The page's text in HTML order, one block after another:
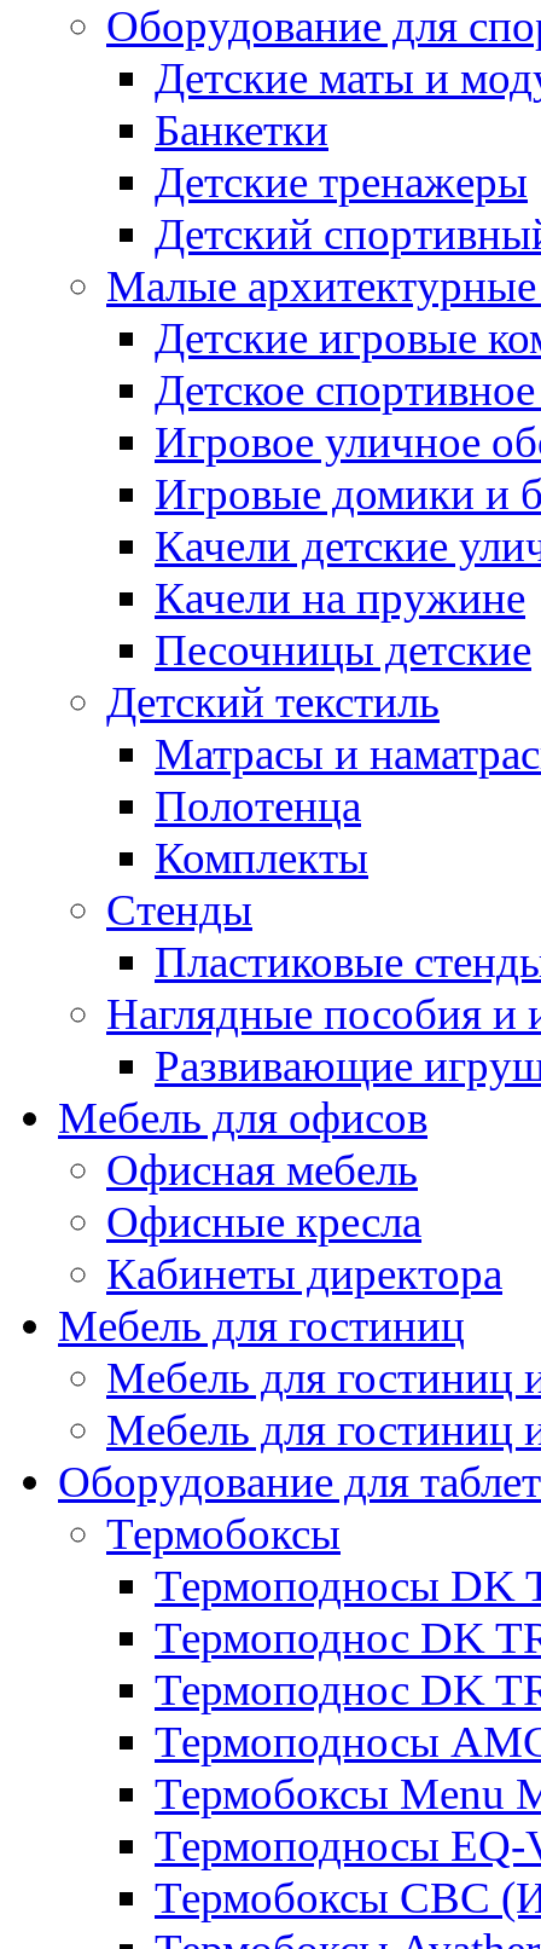
Оборудование для
Детские маты и
Банкетки
Детские тренажеры
Детский
Малые
Детские игровые
Детское
Игровое уличное
Игровые домики и
Качели детские
Качели на пружине
Песочницы детские
Детский текстиль
Матрасы и
Полотенца
Комплекты
Стенды
Пластиковые
Наглядные пособия и
Развивающие
Мебель для офисов
Офисная мебель
Офисные кресла
Кабинеты директора
Мебель для гостиниц
Мебель для
Мебель для гостиниц
Оборудование для
Термобоксы
Термоподносы DK
Термоподнос DK
Термоподнос DK
Термоподносы
Термобоксы Menu
Термоподносы EQ-
Термобоксы CBC